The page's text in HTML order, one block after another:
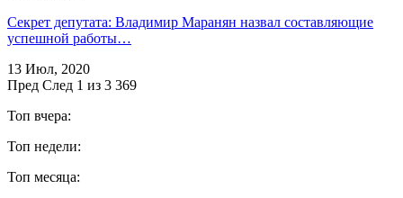
Секрет депутата: Владимир Маранян назвал составляющие
успешной работы…
13 Июл, 2020
Пред След 1 из 3 369
Топ вчера:
Топ недели:
Топ месяца: